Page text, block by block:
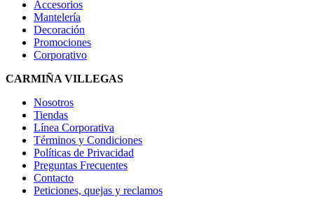
Accesorios
Mantelería
Decoración
Promociones
Corporativo
CARMIÑA VILLEGAS
Nosotros
Tiendas
Línea Corporativa
Términos y Condiciones
Políticas de Privacidad
Preguntas Frecuentes
Contacto
Peticiones, quejas y reclamos